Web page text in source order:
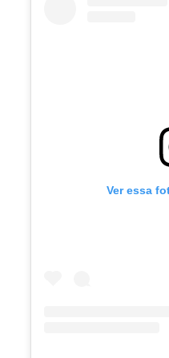
Ver essa